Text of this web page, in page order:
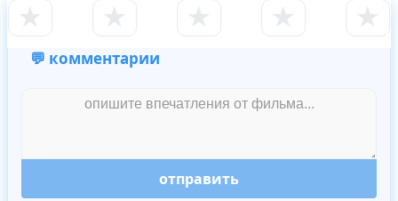
★ ★ ★ ★ ★
💬 комментарии
отправить